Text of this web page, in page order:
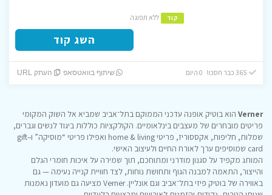
קוד ללא תפוגה
השג קוד
שיתוף בוואטסאפ העתק URL
Verner הוא בוטיק אופנה עדכני הממוקם בתל־אביב שמביא אל השוק המקומי
פריטים מובחרים של מעצבים בינלאומיים. הקולקציות כוללות ביגוד לנשים וגברים,
שמלות, חליפות, אקססוריז, פריטי home & living ואפילו פריטי “מוסיקה” ו–gift
card שמוסיפים ערך לאורח החיים ולעיצוב האישי.
המותג מקפיד על סגנון מודרני ומתוחכם, תוך שמירה על איכות חומרי הגלם
והייצור, התאמה למבנה הגוף ותחושת נוחות, לצד חוויית קנייה נעימה — גם
באווירה של בוטיק פיזי בתל־אביב וגם אונליין. Verner מציעה גם מועדון נאמנות